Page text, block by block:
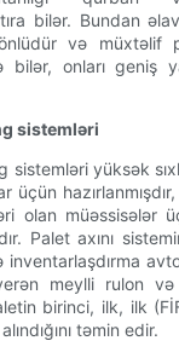
bilər. Bundan
və müxtəlif
bilər, onları geniş
sistemləri
sistemləri yüksək
üçün
olan müəssisələr
Palet axını
meylli rulon
birinci, ilk, ilk
təmin edir.